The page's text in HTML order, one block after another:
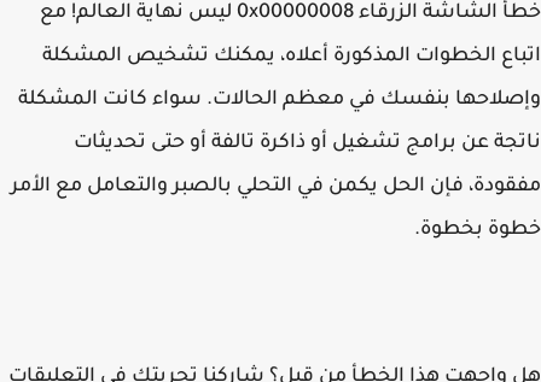
الشاشة الزرقاء0x00000008ليس نهاية العالم! مع
الخطوات المذكورة أعلاه، يمكنك تشخيص المشكلة
بنفسك في معظم الحالات. سواء كانت المشكلة
عن برامج تشغيل أو ذاكرة تالفة أو حتى تحديثات
فإن الحل يكمن في التحلي بالصبر والتعامل مع الأمر
بخطوة.
واجهت هذا الخطأ من قبل؟ شاركنا تجربتك في التعليقات